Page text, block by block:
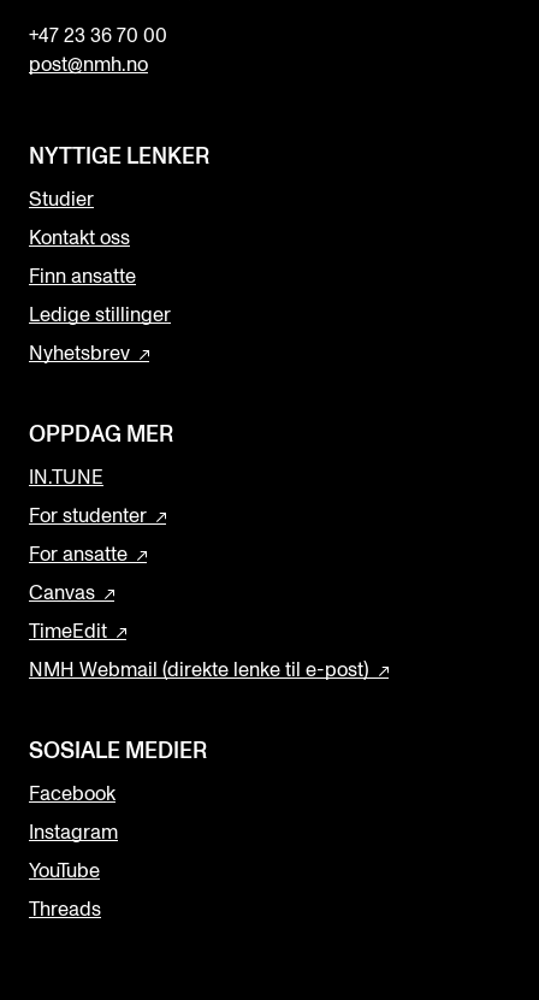
+47 23 36 70 00
post@nmh.no
NYTTIGE LENKER
Studier
Kontakt oss
Finn ansatte
Ledige stillinger
Nyhetsbrev
OPPDAG MER
IN.TUNE
For studenter
For ansatte
Canvas
TimeEdit
NMH Webmail (direkte lenke til e-post)
SOSIALE MEDIER
Facebook
Instagram
YouTube
Threads